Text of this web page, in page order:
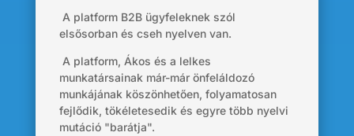
A platform B2B ügyfeleknek szól
elsősorban és cseh nyelven van.
A platform, Ákos és a lelkes
munkatársainak már-már önfeláldozó
munkájának köszönhetően, folyamatosan
fejlődik, tökéletesedik és egyre több nyelvi
mutáció "barátja".